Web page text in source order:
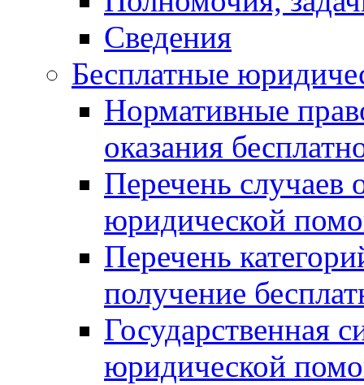
Сведения
Бесплатные
Нормативные
оказания
Перечень случаев
юридической
Перечень
получение
Государственная
юридической